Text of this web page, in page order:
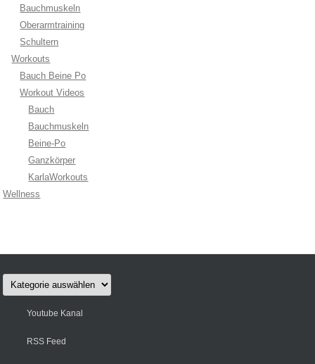
Bauchmuskeln
Oberarmtraining
Schultern
Workouts
Bauch Beine Po
Workout Videos
Bauch
Bauchmuskeln
Beine-Po
Ganzkörper
KarlaWorkouts
Wellness
Kategorien
Youtube Kanal
RSS Feed